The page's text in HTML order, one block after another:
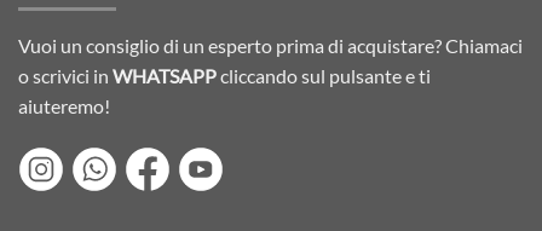
Vuoi un consiglio di un esperto prima di acquistare? Chiamaci
o scrivici in WHATSAPPcliccando sul pulsante e ti
aiuteremo!